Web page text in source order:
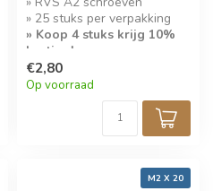
» 25 stuks per verpakking
» Koop 4 stuks krijg 10%
korting!
€2,80
Op voorraad
M2 X 20